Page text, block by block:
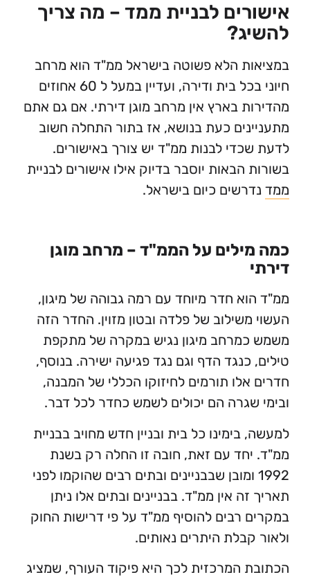
לבניית ממד – מה צריך
הלא פשוטה בישראל ממ"ד הוא מרחב
חיוני בכל בית ודירה, ועדיין במעל ל 60 אחוזים
בארץ אין מרחב מוגן דירתי. אם גם אתם
כעת בנושא, אז בתור התחלה חשוב
לבנות ממ"ד יש צורך באישורים.
הבאות יוסבר בדיוק אילו אישורים לבניית
כיום בישראל.
על הממ"ד – מרחב מוגן
חדר מיוחד עם רמה גבוהה של מיגון,
של פלדה ובטון מזוין. החדר הזה
מיגון נגיש במקרה של מתקפת
כנגד הדף וגם נגד פגיעה ישירה. בנוסף,
תורמים לחיזוקו הכללי של המבנה,
שגרה הם יכולים לשמש כחדר לכל דבר.
בימינו כל בית ובניין חדש מחויב בבניית
עם זאת, חובה זו החלה רק בשנת
ומובן שבבניינים ובתים רבים שהוקמו לפני
אין ממ"ד. בבניינים ובתים אלו ניתן
רבים להוסיף ממ"ד על פי דרישות החוק
היתרים נאותים.
המרכזית לכך היא פיקוד העורף, שמציג